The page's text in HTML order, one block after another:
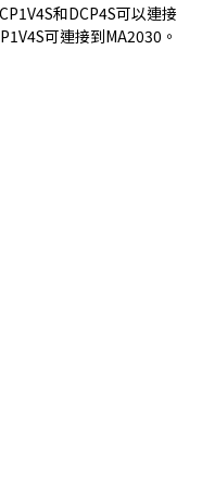
和DCP4S可以連接
可連接到MA2030。